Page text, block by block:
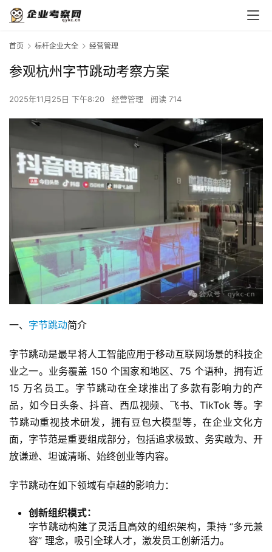
首页 标杆企业大全 经营管理
参观杭州字节跳动考察方案
2025年11月25日 下午8:20 经营管理 阅读 714
一、 字节跳动简介
字节跳动是最早将人工智能应用于移动互联网场景的科技企
业之一。业务覆盖 150 个国家和地区、75 个语种，拥有近
15 万名员工。字节跳动在全球推出了多款有影响力的产
品，如今日头条、抖音、西瓜视频、飞书、TikTok 等。字
节跳动重视技术研发，拥有豆包大模型等，在企业文化方
面，字节范是重要组成部分，包括追求极致、务实敢为、开
放谦逊、坦诚清晰、始终创业等内容。
字节跳动在如下领域有卓越的影响力：
创新组织模式：
字节跳动构建了灵活且高效的组织架构，秉持 “多元兼
容” 理念，吸引全球人才，激发员工创新活力。